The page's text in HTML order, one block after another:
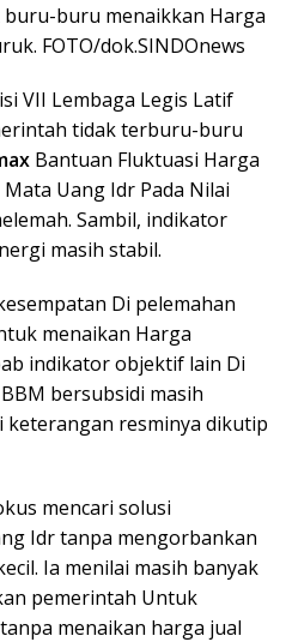
buru menaikkan Harga
FOTO/dok.SINDOnews
VII Lembaga Legis Latif
tidak terburu-buru
Bantuan Fluktuasi Harga
Uang Idr Pada Nilai
Sambil, indikator
masih stabil.
Di pelemahan
menaikan Harga
indikator objektif lain Di
bersubsidi masih
keterangan resminya dikutip
mencari solusi
Idr tanpa mengorbankan
Ia menilai masih banyak
pemerintah Untuk
menaikan harga jual